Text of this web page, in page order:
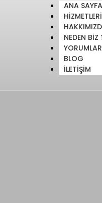
ANA SAYFA
NEDEN BIZ
YORUMLAR
BLOG
İLETIŞIM